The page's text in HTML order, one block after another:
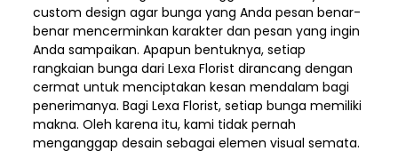
custom design agar bunga yang Anda pesan benar-
benar mencerminkan karakter dan pesan yang ingin
Anda sampaikan. Apapun bentuknya, setiap
rangkaian bunga dari Lexa Florist dirancang dengan
cermat untuk menciptakan kesan mendalam bagi
penerimanya. Bagi Lexa Florist, setiap bunga memiliki
makna. Oleh karena itu, kami tidak pernah
menganggap desain sebagai elemen visual semata.